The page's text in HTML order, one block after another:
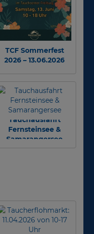
TCF Sommerfest
2026 – 13.06.2026
Tauchausfahrt
Fernsteinsee &
Samarangersee